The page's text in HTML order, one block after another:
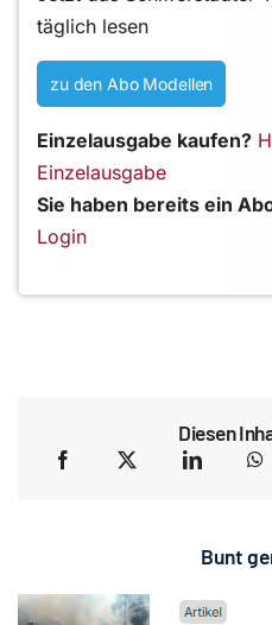
täglich lesen
zu den Abo Modellen
Einzelausgabe kaufen?
Einzelausgabe
Sie haben bereits ein
Login
Diesen
Bunt